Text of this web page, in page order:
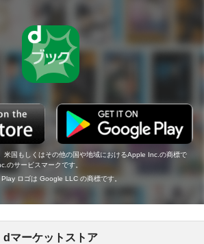
国もしくはその他の国や地域におけるApple Inc.の商標で
のサービスマークです。
ロゴは Google LLC の商標です。
dマーケットストア